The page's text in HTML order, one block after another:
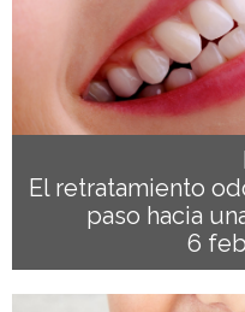
El retratamiento
paso hacia
6